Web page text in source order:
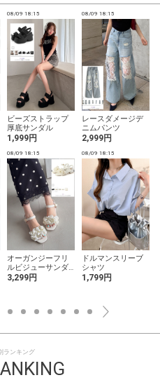
08/09 18:15
ビーズストラップ
厚底サンダル
1,999円
08/09 18:15
レースダメージデ
ニムパンツ
2,999円
08/09 18:15
オーガンジーフリ
ルビジューサンダ
ル
3,299円
08/09 18:15
ドルマンスリーブ
シャツ
1,799円
ランキング